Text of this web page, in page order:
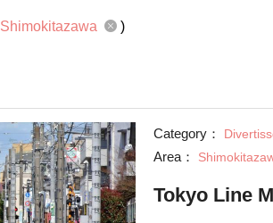
Shimokitazawa
)
Category：
Area：
Tokyo Line